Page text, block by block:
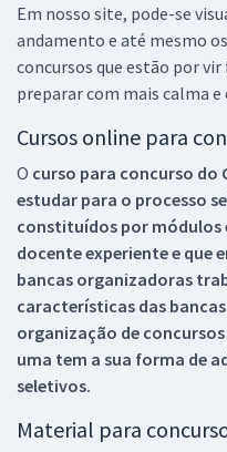
Em nosso site, pode-se
andamento e até mesmo
concursos que estão por
preparar com mais calma
Cursos online para
O curso para concurso do
estudar para o processo
constituídos por módulos
docente experiente e que
bancas organizadoras
características das
organização de
uma tem a sua forma de
seletivos.
Material para